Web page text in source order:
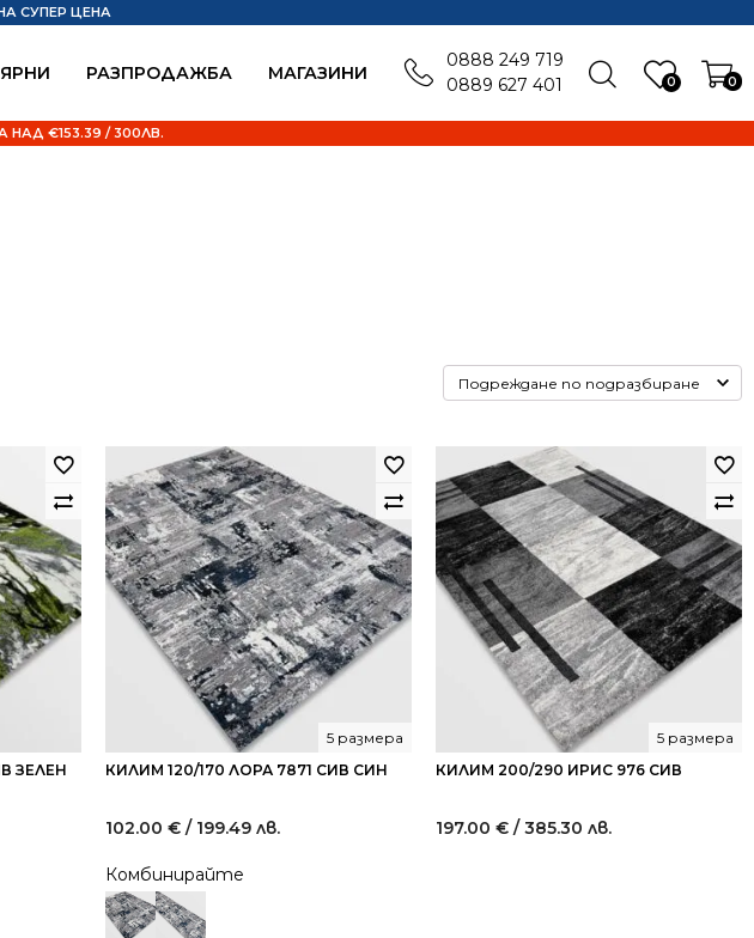
РАЗПРОДАЖБА MАГАЗИНИ 0 0
СУПЕР ЦЕНА
€153.39 / 300ЛВ.
0888 249 719
0889 627 401
ЗЕЛЕН КИЛИМ 120/170 ЛОРА 7871 СИВ СИН
5 размера
102.00 € / 199.49 лв.
Комбинирайте
КИЛИМ 200/290 ИРИС 976 СИВ
5 размера
197.00 € / 385.30 лв.